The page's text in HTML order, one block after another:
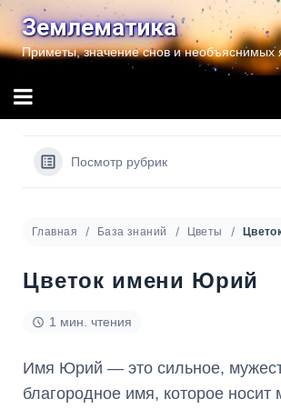
Перейти
содержимому
Землематика
Приметы, значение снов и необъяснимых
Посмотр рубрик
Главная База знаний Цветы
Цветок имени Юрий
1 мин. чтения
Имя Юрий — это сильное,
благородное имя, которое носит